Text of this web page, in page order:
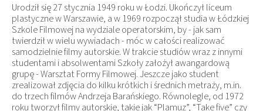
Urodził się 27 stycznia 1949 roku w Łodzi. Ukończył liceum
plastyczne w Warszawie, a w 1969 rozpoczął studia w Łódzkiej
Szkole Filmowej na wydziale operatorskim, by - jak sam
twierdził w wielu wywiadach - móc w całości realizować
samodzielnie filmy autorskie. W trakcie studiów wraz z innymi
studentami i absolwentami Szkoły założył awangardową
grupę - Warsztat Formy Filmowej. Jeszcze jako student
zrealizował zdjęcia do kilku krótkich i średnich metraży, m.in.
do trzech filmów Andrzeja Barańskiego. Równolegle, od 1972
roku tworzył filmy autorskie, takie jak “Plamuz”, “Take five” czy